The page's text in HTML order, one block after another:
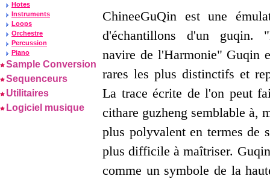
Hotes
Instruments
Loops
Orchestre
Percussion
Piano
Sample Conversion
Sequenceurs
Utilitaires
Logiciel musique
ChineeGuQin est une
d'échantillons d'un
navire de l'Harmonie" Guqin
rares les plus distinctifs et
La trace écrite de l'on peut
cithare guzheng semblable à,
plus polyvalent en termes de
plus difficile à maîtriser.
comme un symbole de la